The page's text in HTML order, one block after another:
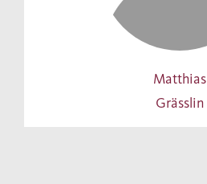
Matthias
Grässlin